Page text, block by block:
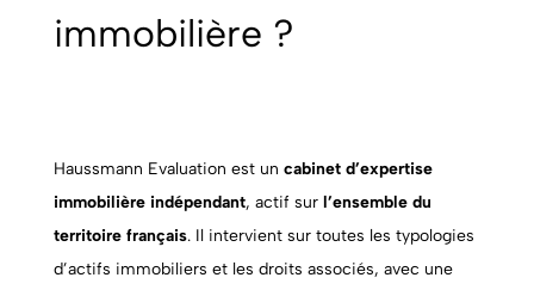
immobilière ?
Haussmann Evaluation est un cabinet d’expertise
immobilière indépendant, actif sur l’ensemble du
territoire français. Il intervient sur toutes les typologies
d’actifs immobiliers et les droits associés, avec une